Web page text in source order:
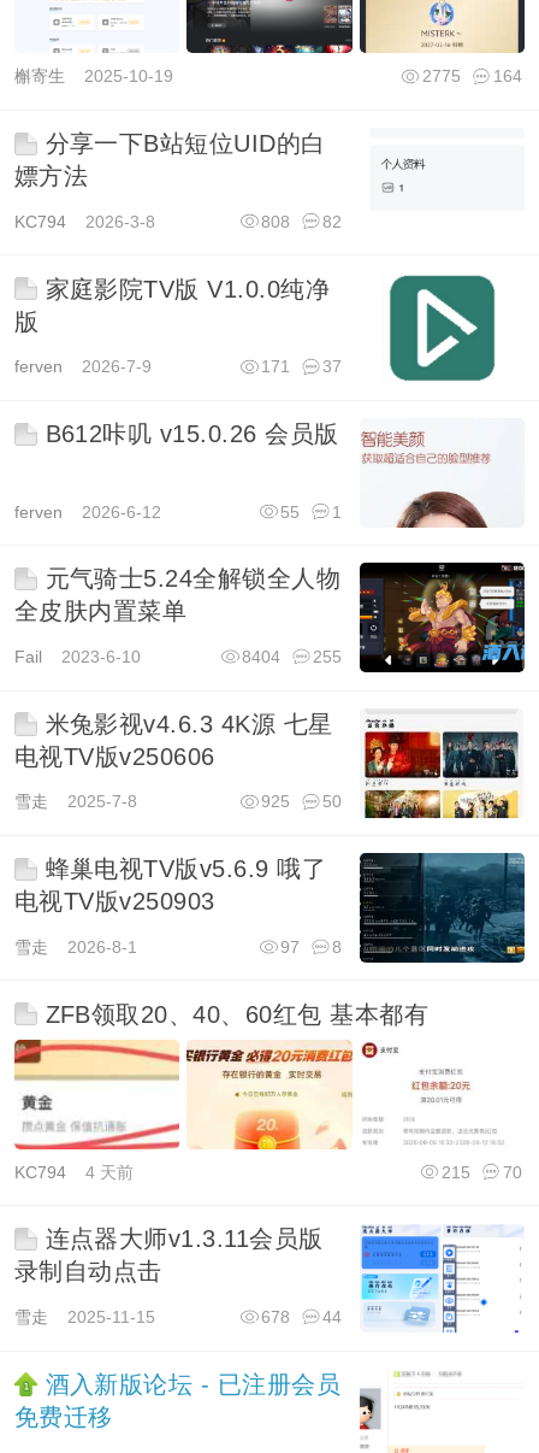
槲寄生 2025-10-19 164
2775
分享一下B站短位UID的白
嫖方法
KC7942026-3-8 82
808
家庭影院TV版 V1.0.0纯净
版
ferven 2026-7-9 37
171
B612咔叽 v15.0.26 会员版
ferven 2026-6-12 1
55
元气骑士5.24全解锁全人物
全皮肤内置菜单
Fail 2023-6-10 255
8404
米兔影视v4.6.3 4K源 七星
电视TV版v250606
雪走 2025-7-8 50
925
蜂巢电视TV版v5.6.9 哦了
电视TV版v250903
雪走 2026-8-1 8
97
ZFB领取20、40、60红包 基本都有
KC7944 天前 70
215
连点器大师v1.3.11会员版
录制自动点击
雪走 2025-11-15 44
678
酒入新版论坛 - 已注册会员
免费迁移